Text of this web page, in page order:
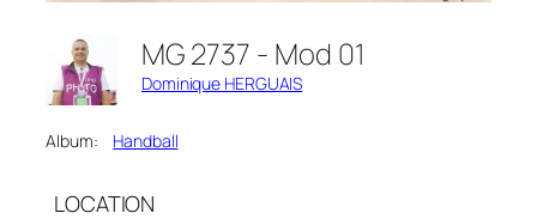
MG 2737 - Mod 01
Dominique HERGUAIS
Album: Handball
LOCATION